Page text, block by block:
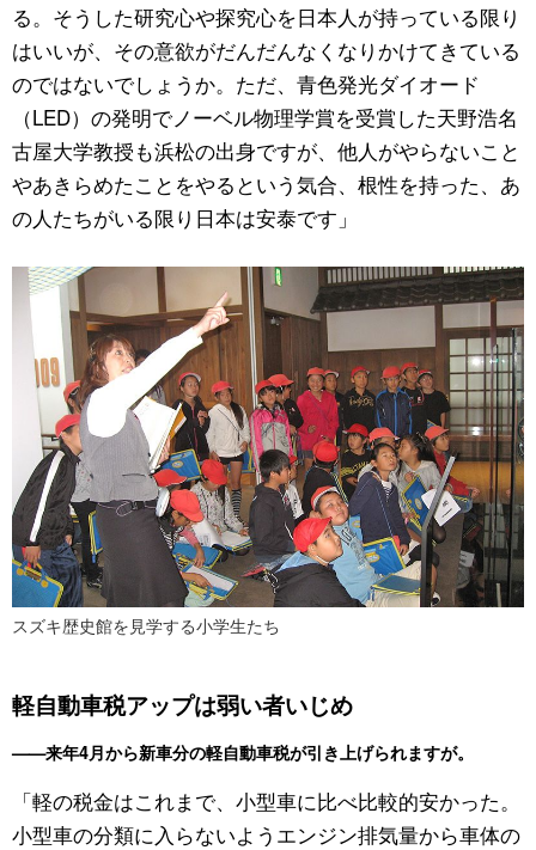
る。そうした研究心や探究心を日本人が持っている限り
はいいが、その意欲がだんだんなくなりかけてきている
のではないでしょうか。ただ、青色発光ダイオード
（LED）の発明でノーベル物理学賞を受賞した天野浩名
古屋大学教授も浜松の出身ですが、他人がやらないこと
やあきらめたことをやるという気合、根性を持った、あ
の人たちがいる限り日本は安泰です」
スズキ歴史館を見学する小学生たち
軽自動車税アップは弱い者いじめ
——来年4月から新車分の軽自動車税が引き上げられますが。
「軽の税金はこれまで、小型車に比べ比較的安かった。
小型車の分類に入らないようエンジン排気量から車体の